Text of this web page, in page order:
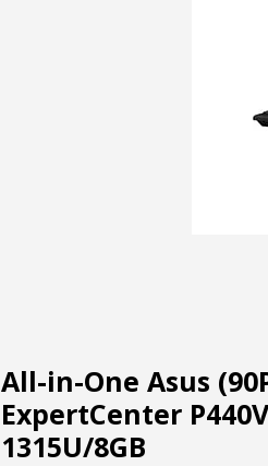
All-in-One Asus
ExpertCenter
1315U/8GB